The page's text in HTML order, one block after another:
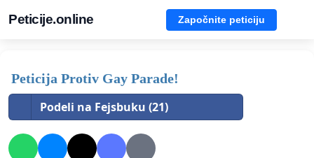
Peticije.online Započnite peticiju
Peticija Protiv Gay Parade!
Podeli na Fejsbuku (21)